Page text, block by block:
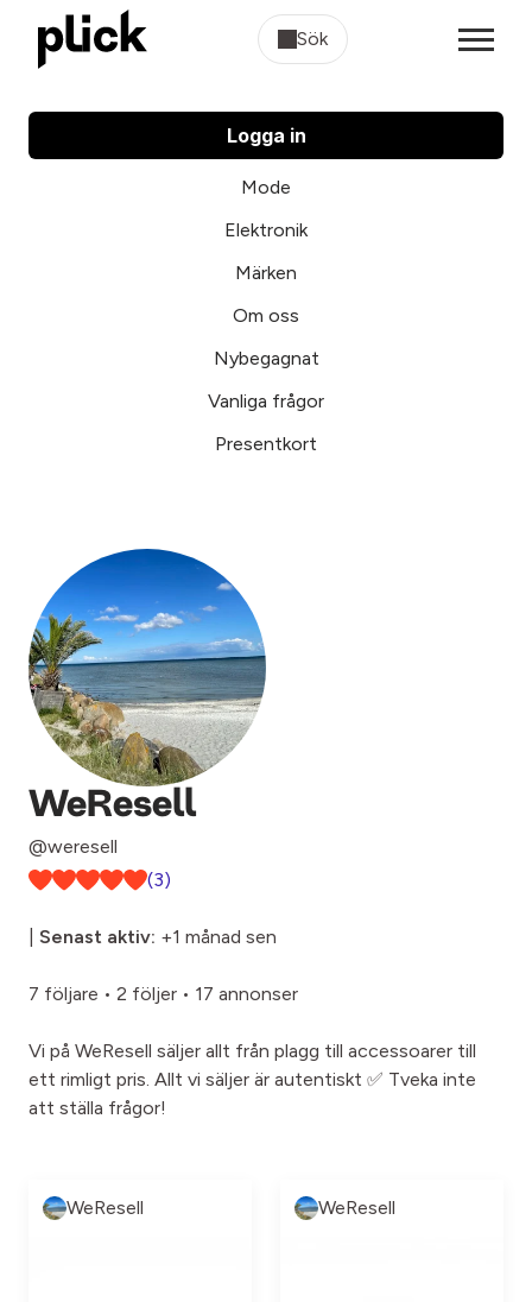
Sök
Logga in
Mode
Elektronik
Märken
Om oss
Nybegagnat
Vanliga frågor
Presentkort
WeResell
@weresell
(3)
Senast aktiv: +1 månad sen
7 följare • 2 följer • 17 annonser
Vi på WeResell säljer allt från plagg till accessoarer till
ett rimligt pris. Allt vi säljer är autentiskt ✅ Tveka inte
att ställa frågor!
WeResell WeResell